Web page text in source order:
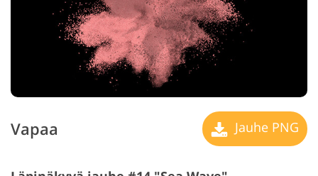
Vapaa Jauhe PNG